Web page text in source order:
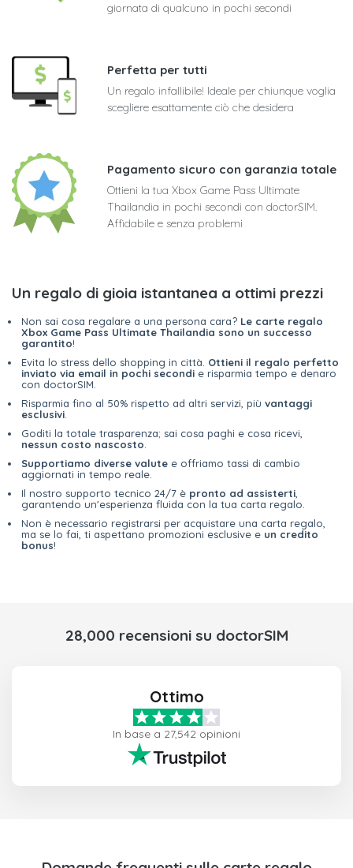
giornata di qualcuno in pochi secondi
Perfetta per tutti
Un regalo infallibile! Ideale per chiunque voglia
scegliere esattamente ciò che desidera
Pagamento sicuro con garanzia totale
Ottieni la tua Xbox Game Pass Ultimate
Thailandia in pochi secondi con doctorSIM.
Affidabile e senza problemi
Un regalo di gioia istantanea a ottimi prezzi
Non sai cosa regalare a una persona cara? Le carte regalo
Xbox Game Pass Ultimate Thailandia sono un successo
garantito!
Evita lo stress dello shopping in città. Ottieni il regalo perfetto
inviato via email in pochi secondi e risparmia tempo e denaro
con doctorSIM.
Risparmia fino al 50% rispetto ad altri servizi, più vantaggi
esclusivi
Goditi la totale trasparenza; sai cosa paghi e cosa ricevi,
nessun costo nascosto
Supportiamo diverse valute e offriamo tassi di cambio
aggiornati in tempo reale.
Il nostro supporto tecnico 24/7 è pronto ad assisterti
garantendo un'esperienza fluida con la tua carta regalo.
Non è necessario registrarsi per acquistare una carta regalo,
ma se lo fai, ti aspettano promozioni esclusive e un credito
bonus!
28,000 recensioni su doctorSIM
Ottimo
In base a 27,542 opinioni